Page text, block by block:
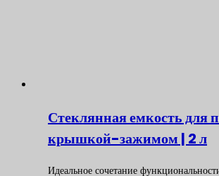
Стеклянная емкость для
крышкой-зажимом | 2 л
Идеальное сочетание